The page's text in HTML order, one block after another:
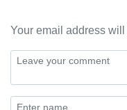
Your email address